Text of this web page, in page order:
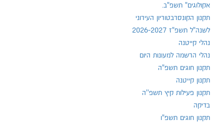
אקולוגים" תשפ"ב.
תקנון הקונסרבטוריון העירוני
לשנה"ל תשפ"ז 2026-2027
נהלי קייטנה
נהלי הרשמה למעונות היום
תקנון חוגים תשפ"ה
תקנון קייטנה
תקנון פעילות קיץ תשפ''ה
בדיקה
תקנון חוגים תשפ"ו